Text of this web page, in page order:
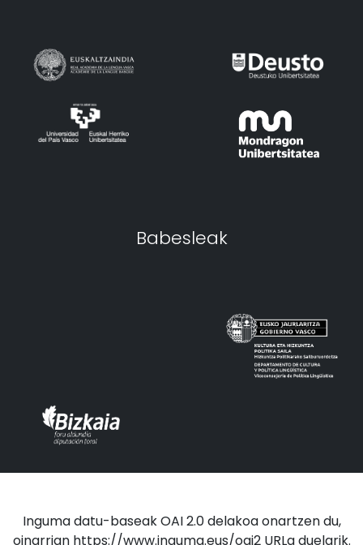
Babesleak
Inguma datu-baseak OAI 2.0 delakoa onartzen du,
oinarrian https://www.inguma.eus/oai2 URLa duelarik.